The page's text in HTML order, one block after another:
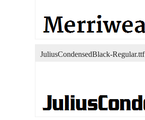
JuliusCondensedBlack-Regular.ttf